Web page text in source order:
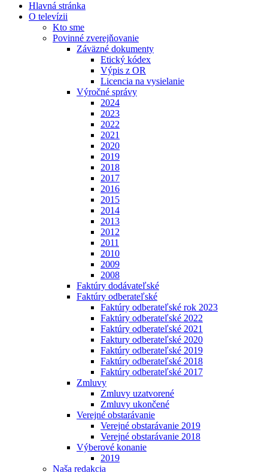
Hlavná stránka
O televízii
Kto sme
Povinné zverejňovanie
Záväzné dokumenty
Etický kódex
Výpis z OR
Licencia na vysielanie
Výročné správy
2024
2023
2022
2021
2020
2019
2018
2017
2016
2015
2014
2013
2012
2011
2010
2009
2008
Faktúry dodávateľské
Faktúry odberateľské
Faktúry odberateľské rok 2023
Faktúry odberateľské 2022
Faktúry odberateľské 2021
Faktury odberateľské 2020
Faktúry odberateľské 2019
Faktúry odberateľské 2018
Faktúry odberateľské 2017
Zmluvy
Zmluvy uzatvorené
Zmluvy ukončené
Verejné obstarávanie
Verejné obstarávanie 2019
Verejné obstarávanie 2018
Výberové konanie
2019
Naša redakcia